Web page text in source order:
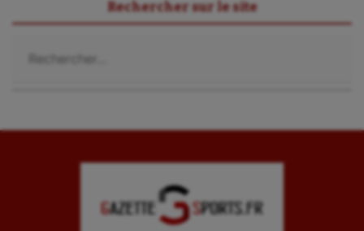
Rechercher sur le site